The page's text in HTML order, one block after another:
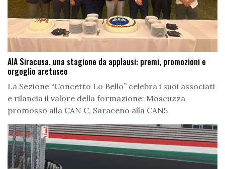
AIA Siracusa, una stagione da applausi: premi, promozioni e
orgoglio aretuseo
La Sezione “Concetto Lo Bello” celebra i suoi associati
e rilancia il valore della formazione: Moscuzza
promosso alla CAN C, Saraceno alla CAN5